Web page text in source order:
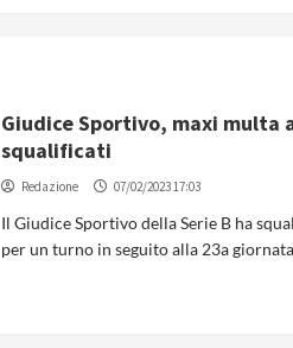
Giudice Sportivo, maxi multa
squalificati
Redazione 07/02/2023 17:03
Il Giudice Sportivo della Serie B ha
per un turno in seguito alla 23a